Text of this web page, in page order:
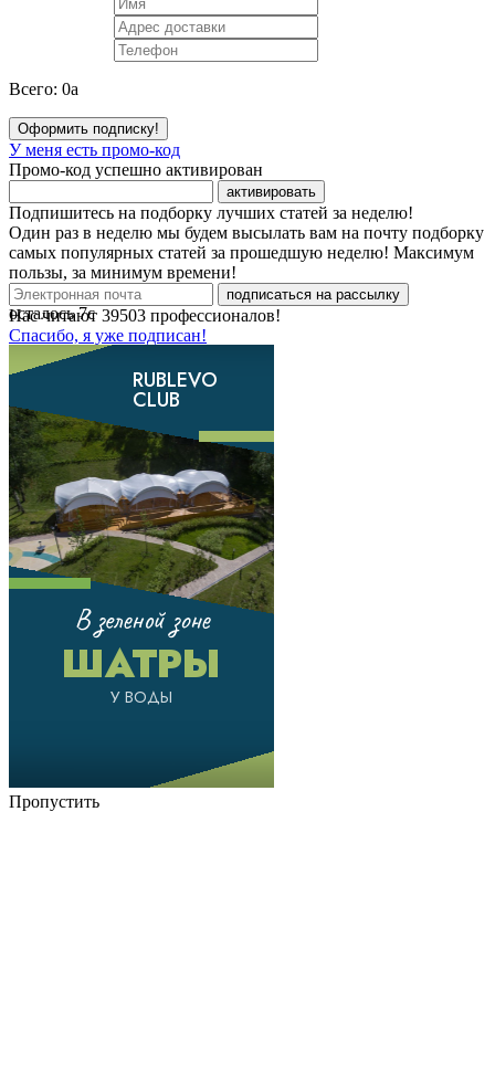
Всего: 0a
Оформить подписку!
У меня есть промо-код
Промо-код успешно активирован
активировать
Подпишитесь на подборку лучших статей за неделю!
Один раз в неделю мы будем высылать вам на почту подборку
самых популярных статей за прошедшую неделю! Максимум
пользы, за минимум времени!
подписаться на рассылку
Нас читают 39503 профессионалов!
Спасибо, я уже подписан!
осталось7с
Пропустить